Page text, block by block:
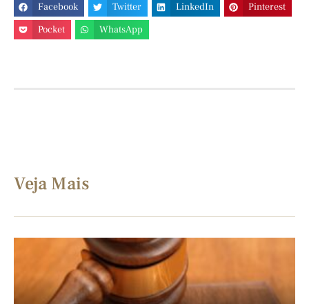
Facebook Twitter LinkedIn
Pinterest
Pocket
WhatsApp
Veja Mais